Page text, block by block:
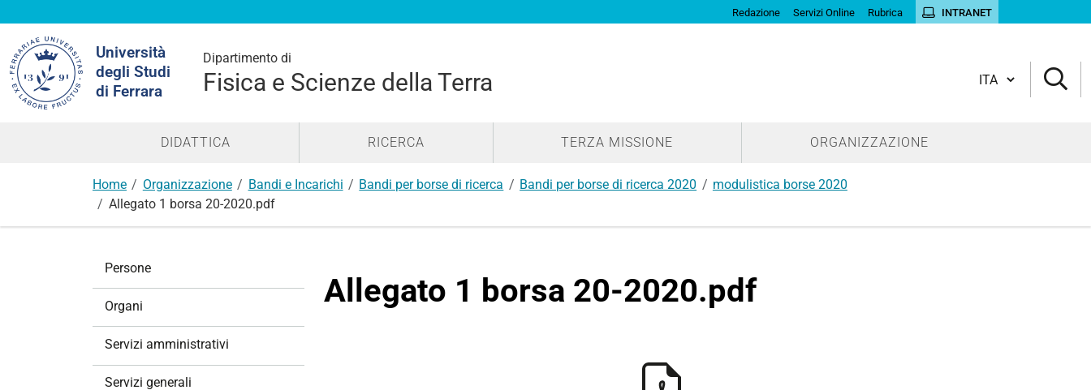
Redazione Servizi Online Rubrica INTRANET
Università
degli Studi
di Ferrara
Dipartimento di
Fisica e Scienze della Terra
nel
sito
Cambia lingua
DIDATTICA RICERCA TERZA MISSIONE ORGANIZZAZIONE
Home Organizzazione Bandi e Incarichi Bandi per borse di ricerca Bandi per borse di ricerca 2020
modulistica borse 2020
Allegato 1 borsa 20-2020.pdf
Allegato 1 borsa 20-2020.pdf
Persone
Organi
Servizi amministrativi
Servizi generali